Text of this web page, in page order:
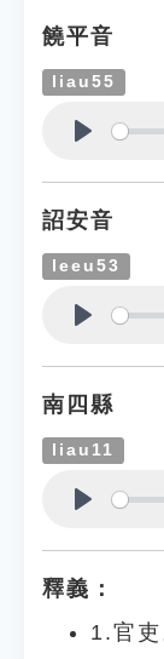
饒平音
liau55
詔安音
leeu53
南四縣
liau11
釋義：
1.官吏